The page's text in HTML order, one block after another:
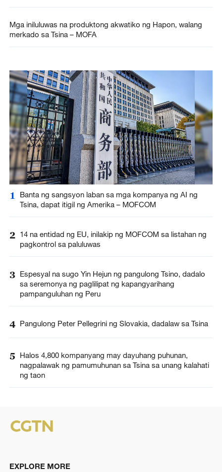
Mga iniluluwas na produktong akwatiko ng Hapon, walang
merkado sa Tsina – MOFA
1
Banta ng sangsyon laban sa mga kompanya ng AI ng
Tsina, dapat itigil ng Amerika – MOFCOM
2 14 na entidad ng EU, inilakip ng MOFCOM sa listahan ng
pagkontrol sa paluluwas
3 Espesyal na sugo Yin Hejun ng pangulong Tsino, dadalo
sa seremonya ng paglilipat ng kapangyarihang
pampanguluhan ng Peru
4 Pangulong Peter Pellegrini ng Slovakia, dadalaw sa Tsina
5
Halos 4,800 kompanyang may dayuhang puhunan,
nagpalawak ng pamumuhunan sa Tsina sa unang kalahati
ng taon
EXPLORE MORE